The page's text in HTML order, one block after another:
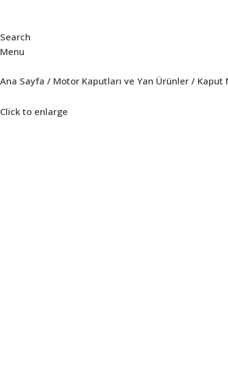
Search
Menu
Ana Sayfa Motor Kaputları ve Yan Ürünler Kaput
Click to enlarge